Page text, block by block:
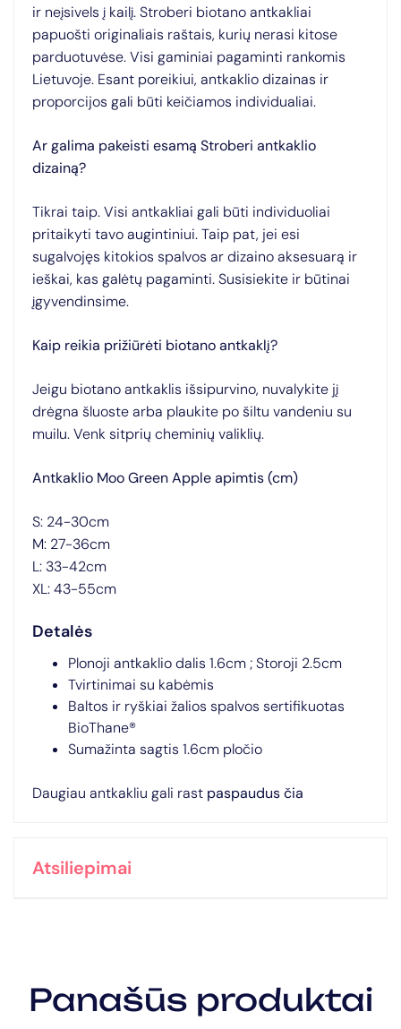
ir neįsivels į kailį. Stroberi biotano antkakliai
papuošti originaliais raštais, kurių nerasi kitose
parduotuvėse. Visi gaminiai pagaminti rankomis
Lietuvoje. Esant poreikiui, antkaklio dizainas ir
proporcijos gali būti keičiamos individualiai.
Ar galima pakeisti esamą Stroberi antkaklio
dizainą?
Tikrai taip. Visi antkakliai gali būti individuoliai
pritaikyti tavo augintiniui. Taip pat, jei esi
sugalvojęs kitokios spalvos ar dizaino aksesuarą ir
ieškai, kas galėtų pagaminti. Susisiekite ir būtinai
įgyvendinsime.
Kaip reikia prižiūrėti biotano antkaklį?
Jeigu biotano antkaklis išsipurvino, nuvalykite jį
drėgna šluoste arba plaukite po šiltu vandeniu su
muilu. Venk sitprių cheminių valiklių.
Antkaklio Moo Green Apple apimtis (cm)
S: 24-30cm
M: 27-36cm
L: 33-42cm
XL: 43-55cm
Detalės
Plonoji antkaklio dalis 1.6cm ; Storoji 2.5cm
Tvirtinimai su kabėmis
Baltos ir ryškiai žalios spalvos sertifikuotas
BioThane®
Sumažinta sagtis 1.6cm pločio
Daugiau antkakliu gali rast paspaudus čia
Atsiliepimai
Panašūs produktai